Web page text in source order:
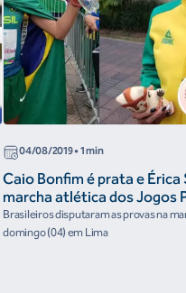
04/08/2019• 1 min
Caio Bonfim é prata e Érica
marcha atlética dos Jogos
Brasileiros disputaram as provas na
domingo (04) em Lima